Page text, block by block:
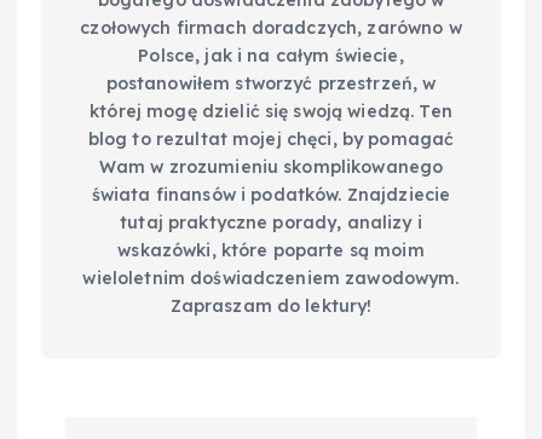
czołowych firmach doradczych, zarówno w
Polsce, jak i na całym świecie,
postanowiłem stworzyć przestrzeń, w
której mogę dzielić się swoją wiedzą. Ten
blog to rezultat mojej chęci, by pomagać
Wam w zrozumieniu skomplikowanego
świata finansów i podatków. Znajdziecie
tutaj praktyczne porady, analizy i
wskazówki, które poparte są moim
wieloletnim doświadczeniem zawodowym.
Zapraszam do lektury!